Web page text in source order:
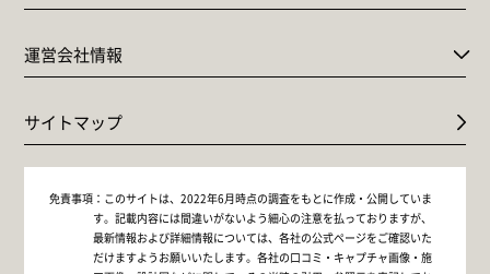
運営会社情報
サイトマップ
免責事項： このサイトは、2022年6月時点の調査をもとに作成・公開していま
す。記載内容には間違いがないよう細心の注意を払っておりますが、
最新情報および詳細情報については、各社の公式ページをご確認いた
だけますようお願いいたします。各社の口コミ・キャプチャ画像・施